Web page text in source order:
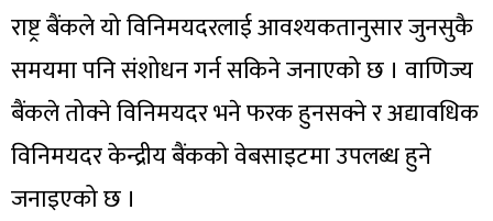
राष्ट्र बैंकले यो विनिमयदरलाई आवश्यकतानुसार जुनसुकै
समयमा पनि संशोधन गर्न सकिने जनाएको छ । वाणिज्य
बैंकले तोक्ने विनिमयदर भने फरक हुनसक्ने र अद्यावधिक
विनिमयदर केन्द्रीय बैंकको वेबसाइटमा उपलब्ध हुने
जनाइएको छ ।